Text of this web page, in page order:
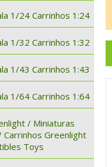
1/24 Carrinhos 1:24
1/32 Carrinhos 1:32
1/43 Carrinhos 1:43
1/64 Carrinhos 1:64
/ Miniaturas
Carrinhos Greenlight
Toys